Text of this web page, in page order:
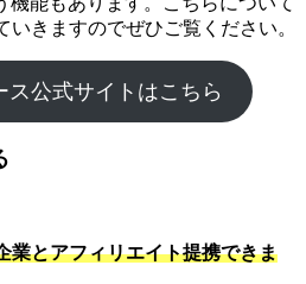
きますのでぜひご覧ください。
ス公式サイトはこちら
業とアフィリエイト提携できま